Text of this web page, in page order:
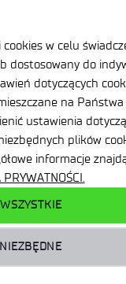
w celu
dostosowany do
dotyczących
na
ustawienia
plików
informacje
PRYWATNOŚCI.